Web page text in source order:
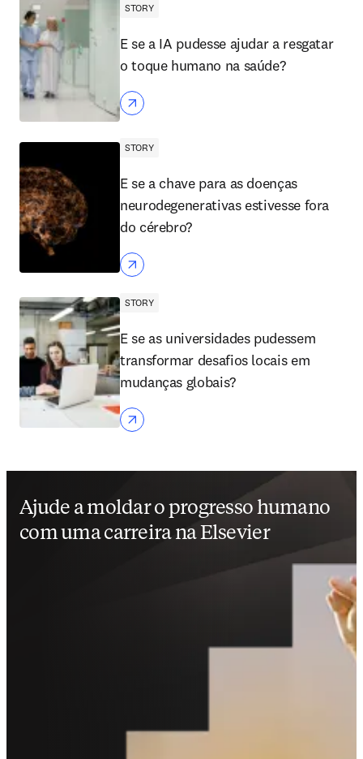
STORY
E se a IA pudesse ajudar a resgatar
o toque humano na saúde?
STORY
E se a chave para as doenças
neurodegenerativas estivesse fora
do cérebro?
STORY
E se as universidades pudessem
transformar desafios locais em
mudanças globais?
Ajude a moldar o progresso humano
com uma carreira na Elsevier